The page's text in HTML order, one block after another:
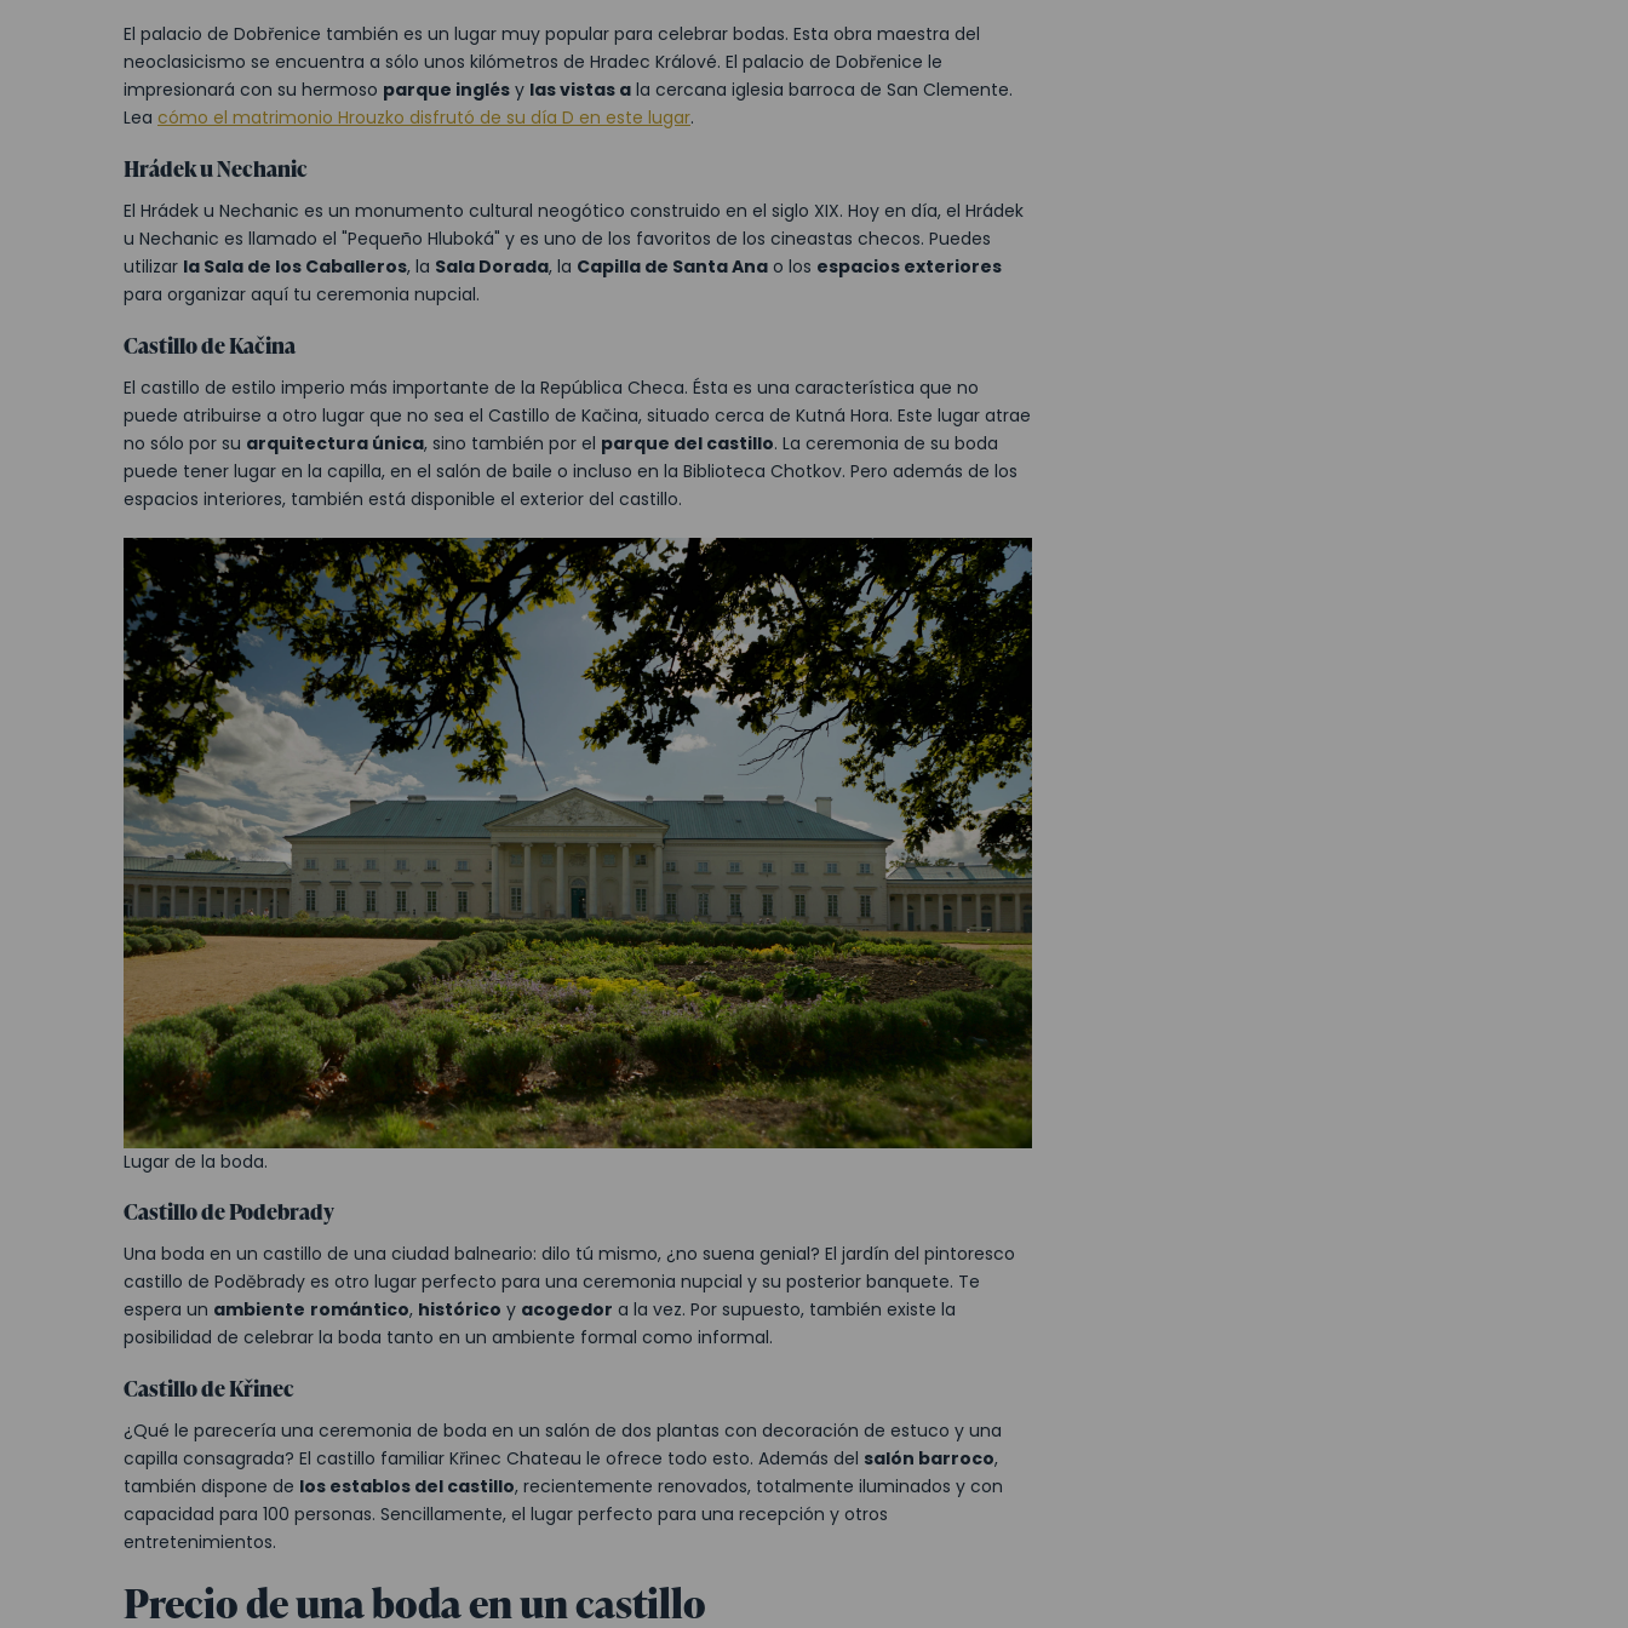
El palacio de Dobřenice también es un lugar muy popular para celebrar bodas. Esta obra maestra del
neoclasicismo se encuentra a sólo unos kilómetros de Hradec Králové. El palacio de Dobřenice le
impresionará con su hermoso parque inglés y las vistas a la cercana iglesia barroca de San Clemente.
Lea cómo el matrimonio Hrouzko disfrutó de su día D en este lugar.
Hrádek u Nechanic
El Hrádek u Nechanic es un monumento cultural neogótico construido en el siglo XIX. Hoy en día, el Hrádek
u Nechanic es llamado el "Pequeño Hluboká" y es uno de los favoritos de los cineastas checos. Puedes
utilizar la Sala de los Caballeros, la Sala Dorada, la Capilla de Santa Ana o los espacios exteriores
para organizar aquí tu ceremonia nupcial.
Castillo de Kačina
El castillo de estilo imperio más importante de la República Checa. Ésta es una característica que no
puede atribuirse a otro lugar que no sea el Castillo de Kačina, situado cerca de Kutná Hora. Este lugar atrae
no sólo por su arquitectura única, sino también por el parque del castillo. La ceremonia de su boda
puede tener lugar en la capilla, en el salón de baile o incluso en la Biblioteca Chotkov. Pero además de los
espacios interiores, también está disponible el exterior del castillo.
Lugar de la boda.
Castillo de Podebrady
Una boda en un castillo de una ciudad balneario: dilo tú mismo, ¿no suena genial? El jardín del pintoresco
castillo de Poděbrady es otro lugar perfecto para una ceremonia nupcial y su posterior banquete. Te
espera un ambiente romántico, histórico y acogedor a la vez. Por supuesto, también existe la
posibilidad de celebrar la boda tanto en un ambiente formal como informal.
Castillo de Křinec
¿Qué le parecería una ceremonia de boda en un salón de dos plantas con decoración de estuco y una
capilla consagrada? El castillo familiar Křinec Chateau le ofrece todo esto. Además del salón barroco,
también dispone de los establos del castillo, recientemente renovados, totalmente iluminados y con
capacidad para 100 personas. Sencillamente, el lugar perfecto para una recepción y otros
entretenimientos.
Precio de una boda en un castillo